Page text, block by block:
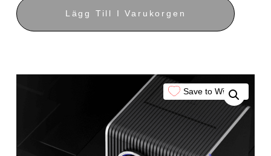
Lägg Till I Varukorgen
Save to Wishlist